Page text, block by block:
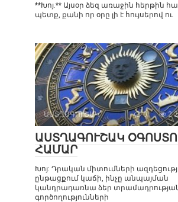
**Խոյ.** Այսօր ձեզ առաջին հերթին
պետք, քանի որ օրը լի է հույսերով ու
ԱՍՏՂԱԳՈՒՇԱԿ 0 2
ԱՍՏՂԱԳՈՒՇԱԿ
ՀԱՄԱՐ
Խոյ: Դրական միտումների
ընթացքում կաճի, ինչը անպայման
կանդրադառնա ձեր
գործողությունների